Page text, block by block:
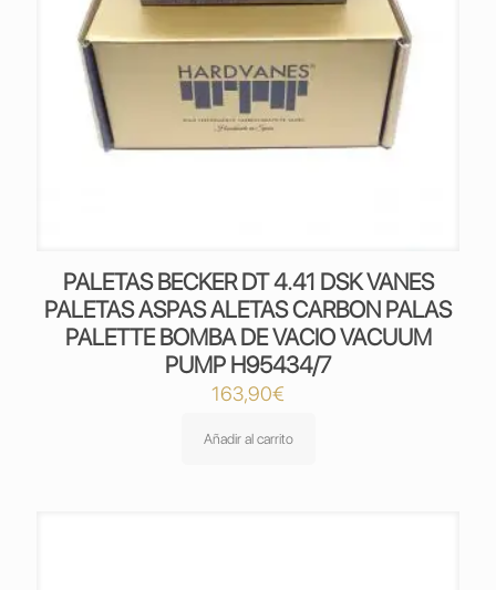
PALETAS BECKER DT 4.41 DSK VANES
PALETAS ASPAS ALETAS CARBON PALAS
PALETTE BOMBA DE VACIO VACUUM
PUMP H95434/7
163,90€
Añadir al carrito